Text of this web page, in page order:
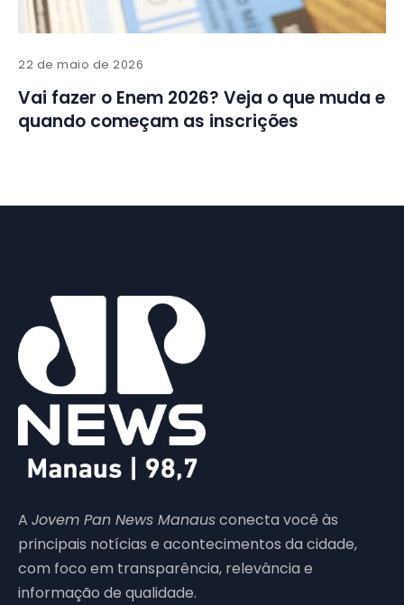
22 de maio de 2026
Vai fazer o Enem 2026? Veja o que muda e
quando começam as inscrições
A Jovem Pan News Manausconecta você às
principais notícias e acontecimentos da cidade,
com foco em transparência, relevância e
informação de qualidade.